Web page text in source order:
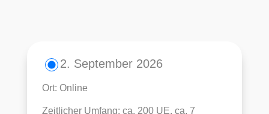
2. September 2026
Ort: Online
Zeitlicher Umfang: ca. 200 UE, ca. 7